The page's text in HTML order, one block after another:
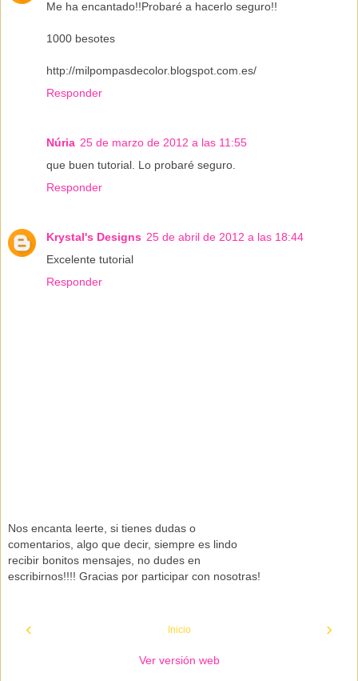
Me ha encantado!!Probaré a hacerlo seguro!!
1000 besotes
http://milpompasdecolor.blogspot.com.es/
Responder
Núria 25 de marzo de 2012 a las 11:55
que buen tutorial. Lo probaré seguro.
Responder
Krystal's Designs 25 de abril de 2012 a las 18:44
Excelente tutorial
Responder
Nos encanta leerte, si tienes dudas o
comentarios, algo que decir, siempre es lindo
recibir bonitos mensajes, no dudes en
escribirnos!!!! Gracias por participar con nosotras!
‹ ›
Inicio
Ver versión web